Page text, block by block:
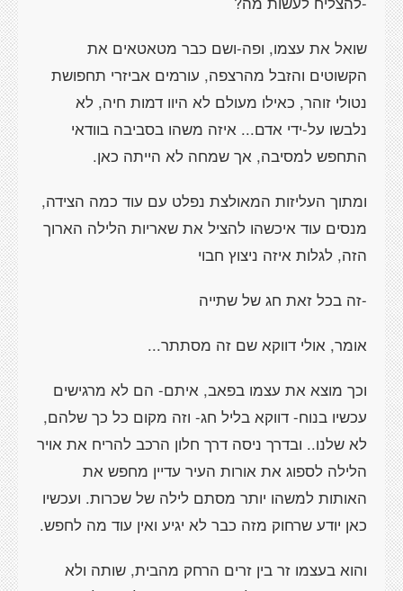
שואל את עצמו, ופה-ושם כבר מטאטאים את
הקשוטים והזבל מהרצפה, עורמים אביזרי תחפושת
נטולי זוהר, כאילו מעולם לא היוו דמות חיה, לא
נלבשו על-ידי אדם... איזה משהו בסביבה בוודאי
התחפש למסיבה, אך שמחה לא הייתה כאן.
ומתוך העליזות המאולצת נפלט עם עוד כמה הצידה,
מנסים עוד איכשהו להציל את שאריות הלילה הארוך
הזה, לגלות איזה ניצוץ חבוי
-זה בכל זאת חג של שתייה
אומר, אולי דווקא שם זה מסתתר...
וכך מוצא את עצמו בפאב, איתם- הם לא מרגישים
עכשיו בנוח- דווקא בליל חג- וזה מקום כל כך שלהם,
לא שלנו.. ובדרך ניסה דרך חלון הרכב להריח את אויר
הלילה לספוג את אורות העיר עדיין מחפש את
האותות למשהו יותר מסתם לילה של שכרות. ועכשיו
כאן יודע שרחוק מזה כבר לא יגיע ואין עוד מה לחפש.
והוא בעצמו זר בין זרים הרחק מהבית, שותה ולא